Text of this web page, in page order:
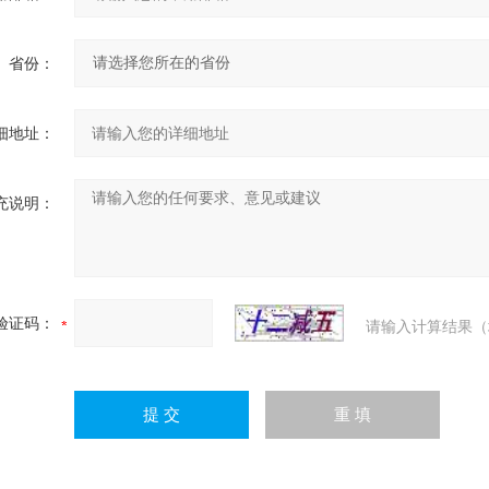
省份：
地址：
说明：
证码： 请输入计算结果